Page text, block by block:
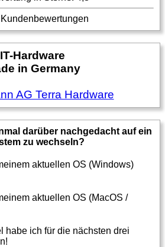
IT-Hardware
in Germany
darüber nachgedacht auf ein
zu wechseln?
aktuellen OS (Windows)
aktuellen OS (MacOS /
habe ich für die nächsten drei